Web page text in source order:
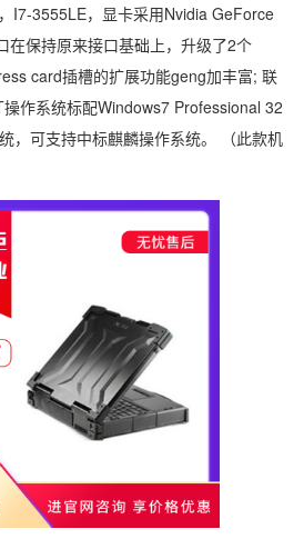
I7-3555LE，显卡采用Nvidia GeForce
在保持原来接口基础上，升级了2个
card插槽的扩展功能geng加丰富; 联
作系统标配Windows7 Professional 32
，可支持中标麒麟操作系统。 （此款机